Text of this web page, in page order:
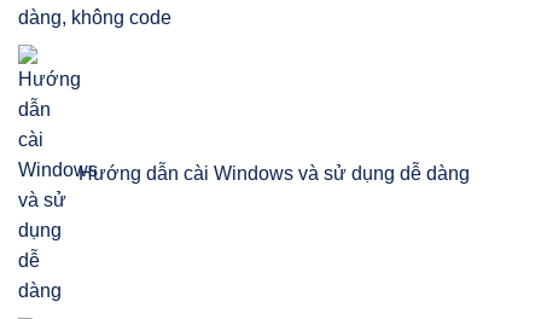
dàng, không code
Hướng dẫn cài Windows và sử dụng dễ dàng